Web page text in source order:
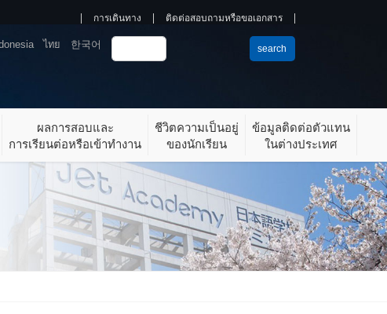
การเดินทาง ติดต่อสอบถามหรือขอเอกสาร
한국어
ไทย search
ผลการสอบและ
การเรียนต่อหรือเข้าทำงาน
ชีวิตความเป็นอยู่
ของนักเรียน
ข้อมูลติดต่อตัวแทน
ในต่างประเทศ